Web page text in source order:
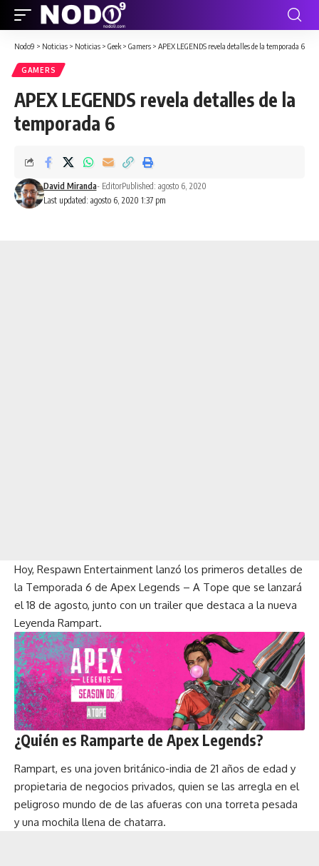
Nodo9 > Noticias > Noticias > Geek > Gamers > APEX LEGENDS revela detalles de la temporada 6
GAMERS
APEX LEGENDS revela detalles de la
temporada 6
Last updated: agosto 6, 2020 1:37 pm
David Miranda- EditorPublished: agosto 6, 2020
Hoy, Respawn Entertainment lanzó los primeros detalles de
la Temporada 6 de Apex Legends – A Tope que se lanzará
el 18 de agosto, junto con un trailer que destaca a la nueva
Leyenda Rampart.
¿Quién es Ramparte de Apex Legends?
Rampart, es una joven británico-india de 21 años de edad y
propietaria de negocios privados, quien se las arregla en el
peligroso mundo de de las afueras con una torreta pesada
y una mochila llena de chatarra.